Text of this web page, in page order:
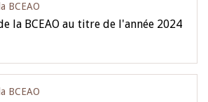
BCEAO
la BCEAO au titre de l'année 2024
BCEAO